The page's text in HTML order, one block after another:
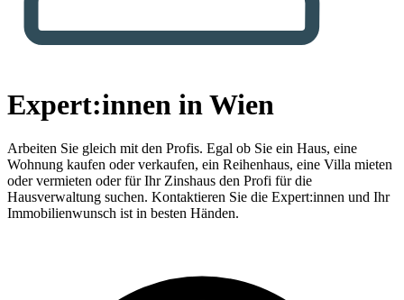
Expert:innen in Wien
Arbeiten Sie gleich mit den Profis. Egal ob Sie ein Haus, eine
Wohnung kaufen oder verkaufen, ein Reihenhaus, eine Villa mieten
oder vermieten oder für Ihr Zinshaus den Profi für die
Hausverwaltung suchen. Kontaktieren Sie die Expert:innen und Ihr
Immobilienwunsch ist in besten Händen.